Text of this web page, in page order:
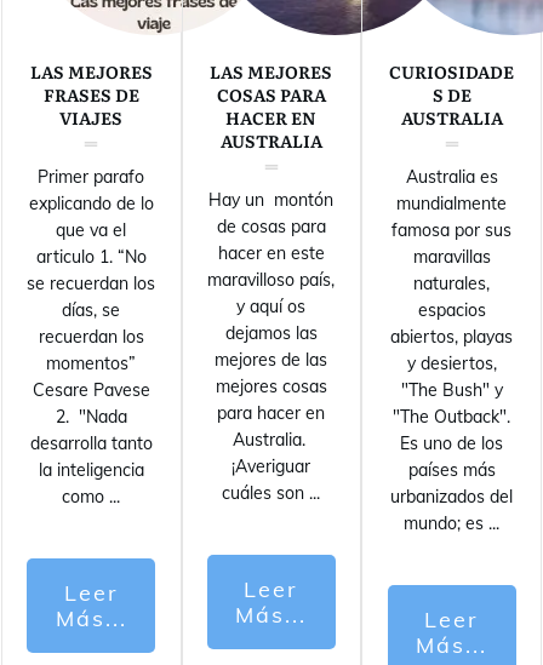
LAS MEJORES
FRASES DE
VIAJES
Primer parafo
explicando de lo
que va el
articulo 1. “No
se recuerdan los
días, se
recuerdan los
momentos”
Cesare Pavese
2. "Nada
desarrolla tanto
la inteligencia
como ...
Leer
Más...
LAS MEJORES
COSAS PARA
HACER EN
AUSTRALIA
Hay un montón
de cosas para
hacer en este
maravilloso país,
y aquí os
dejamos las
mejores de las
mejores cosas
para hacer en
Australia.
¡Averiguar
cuáles son ...
Leer
Más...
CURIOSIDADE
S DE
AUSTRALIA
Australia es
mundialmente
famosa por sus
maravillas
naturales,
espacios
abiertos, playas
y desiertos,
"The Bush" y
"The Outback".
Es uno de los
países más
urbanizados del
mundo; es ...
Leer
Más...